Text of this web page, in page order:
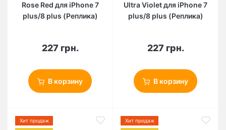
Rose Red для iPhone 7
plus/8 plus (Реплика)
227 грн.
В корзину
Ultra Violet для iPhone 7
plus/8 plus (Реплика)
227 грн.
В корзину
Хит продаж
Хит продаж